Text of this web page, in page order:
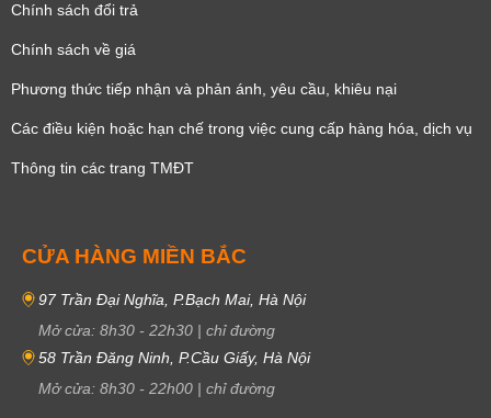
Chính sách đổi trả
Chính sách về giá
Phương thức tiếp nhận và phản ánh, yêu cầu, khiêu nại
Các điều kiện hoặc hạn chế trong việc cung cấp hàng hóa, dịch vụ
Thông tin các trang TMĐT
CỬA HÀNG MIỀN BẮC
97 Trần Đại Nghĩa, P.Bạch Mai, Hà Nội
Mở cửa: 8h30 - 22h30 | chỉ đường
58 Trần Đăng Ninh, P.Cầu Giấy, Hà Nội
Mở cửa: 8h30 - 22h00 | chỉ đường